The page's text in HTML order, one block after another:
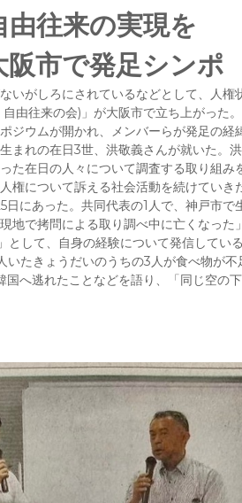
由往来の実現を
阪市で発足シンポ
いがしろにされているなどとして、人
由往来の会)」が大阪市で立ち上がった。
ジウムが開かれ、メンバーらが発足の経
まれの在日3世、洪敬義さんが就いた。
た在日の人々について調査する取り組
権について訴える社会活動を続けていき
日にあった。共同代表の1人で、神戸市
地で拷問による取り調べ中に亡くなった
として、自身の経験について発信してい
いたきょうだいのうちの3人が食べ物が
国へ逃れたことなどを語り、「同じ空の